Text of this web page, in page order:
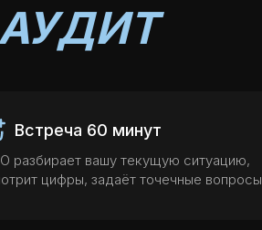
разбирает вашу текущую ситуацию,
цифры, задаёт точечные вопросы
Встреча 60 минут